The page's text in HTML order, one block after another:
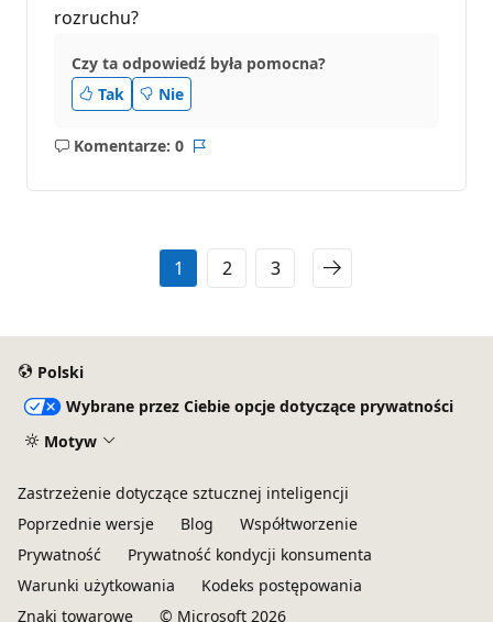
rozruchu?
Czy ta odpowiedź była pomocna?
Tak
Nie
Komentarze: 0
Brak
1 2 3
Polski
Wybrane przez Ciebie opcje dotyczące prywatności
Motyw
Zastrzeżenie dotyczące sztucznej inteligencji
Poprzednie wersje
Blog
Współtworzenie
Prywatność
Prywatność kondycji konsumenta
Warunki użytkowania
Kodeks postępowania
Znaki towarowe
© Microsoft 2026